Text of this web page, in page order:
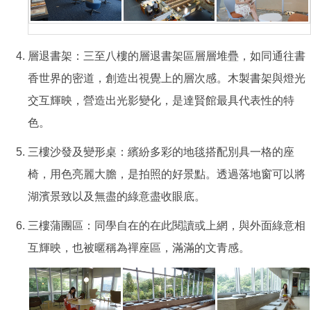
層退書架：三至八樓的層退書架區層層堆疊，如同通往書
香世界的密道，創造出視覺上的層次感。木製書架與燈光
交互輝映，營造出光影變化，是達賢館最具代表性的特
色。
三樓沙發及變形桌：繽紛多彩的地毯搭配別具一格的座
椅，用色亮麗大膽，是拍照的好景點。透過落地窗可以將
湖濱景致以及無盡的綠意盡收眼底。
三樓蒲團區：同學自在的在此閱讀或上網，與外面綠意相
互輝映，也被暱稱為禪座區，滿滿的文青感。